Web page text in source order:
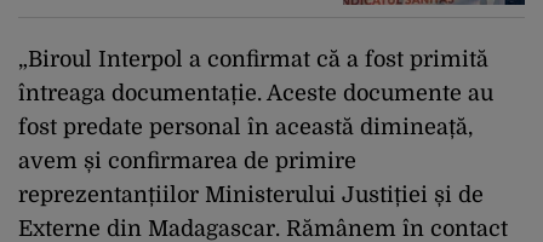
„Biroul Interpol a confirmat că a fost primită
întreaga documentație. Aceste documente au
fost predate personal în această dimineață,
avem și confirmarea de primire
reprezentanțiilor Ministerului Justiției și de
Externe din Madagascar. Rămânem în contact